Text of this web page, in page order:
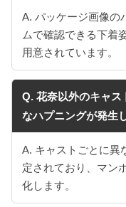
A. パッケージ画像の
ムで確認できる下着
用意されています。
Q. 花奈以外のキャス
なハプニングが発生
A. キャストごとに異
定されており、マン
化します。